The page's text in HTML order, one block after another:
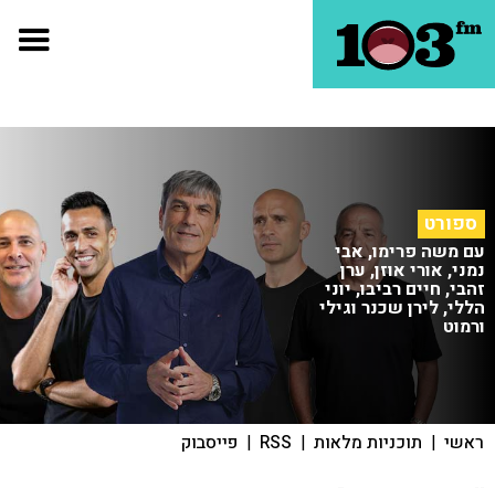
ספורט
עם משה פרימו, אבי
נמני, אורי אוזן, ערן
זהבי, חיים רביבו, יוני
הללי, לירן שכנר וגילי
ורמוט
ראשי | תוכניות מלאות |
RSS
| פייסבוק